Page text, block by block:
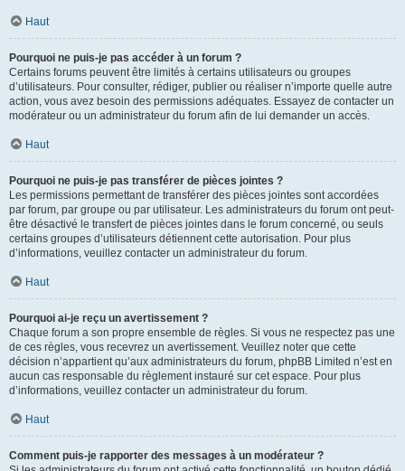
Haut
Pourquoi ne puis-je pas accéder à un forum ?
Certains forums peuvent être limités à certains utilisateurs ou groupes
d’utilisateurs. Pour consulter, rédiger, publier ou réaliser n’importe quelle autre
action, vous avez besoin des permissions adéquates. Essayez de contacter un
modérateur ou un administrateur du forum afin de lui demander un accès.
Haut
Pourquoi ne puis-je pas transférer de pièces jointes ?
Les permissions permettant de transférer des pièces jointes sont accordées
par forum, par groupe ou par utilisateur. Les administrateurs du forum ont peut-
être désactivé le transfert de pièces jointes dans le forum concerné, ou seuls
certains groupes d’utilisateurs détiennent cette autorisation. Pour plus
d’informations, veuillez contacter un administrateur du forum.
Haut
Pourquoi ai-je reçu un avertissement ?
Chaque forum a son propre ensemble de règles. Si vous ne respectez pas une
de ces règles, vous recevrez un avertissement. Veuillez noter que cette
décision n’appartient qu’aux administrateurs du forum, phpBB Limited n’est en
aucun cas responsable du règlement instauré sur cet espace. Pour plus
d’informations, veuillez contacter un administrateur du forum.
Haut
Comment puis-je rapporter des messages à un modérateur ?